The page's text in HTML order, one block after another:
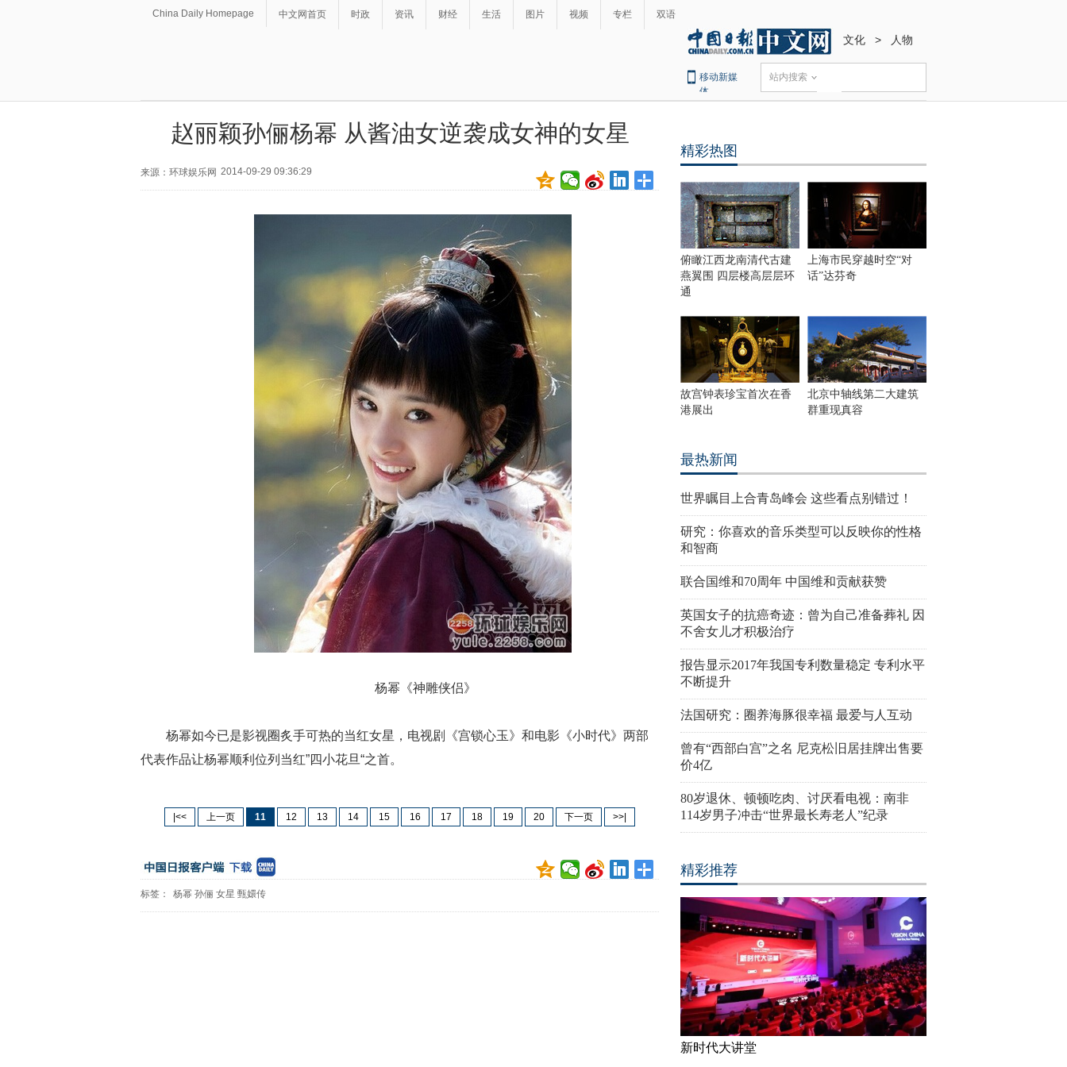
China Daily Homepage 中文网首页 时政 资讯 财经 生活 图片 视频 专栏 双语
文化 > 人物
移动新媒
体
站内搜索
赵丽颖孙俪杨幂 从酱油女逆袭成女神的女星
来源：环球娱乐网 2014-09-29 09:36:29
杨幂《神雕侠侣》
杨幂如今已是影视圈炙手可热的当红女星，电视剧《宫锁心玉》和电影《小时代》两部
代表作品让杨幂顺利位列当红”四小花旦“之首。
|<< 上一页 11 12 13 14 15 16 17 18 19 20 下一页 >>|
标签： 杨幂 孙俪 女星 甄嬛传
精彩热图
俯瞰江西龙南清代古建
燕翼围 四层楼高层层环
通
上海市民穿越时空“对
话”达芬奇
故宫钟表珍宝首次在香
港展出
北京中轴线第二大建筑
群重现真容
最热新闻
世界瞩目上合青岛峰会 这些看点别错过！
研究：你喜欢的音乐类型可以反映你的性格
和智商
联合国维和70周年 中国维和贡献获赞
英国女子的抗癌奇迹：曾为自己准备葬礼 因
不舍女儿才积极治疗
报告显示2017年我国专利数量稳定 专利水平
不断提升
法国研究：圈养海豚很幸福 最爱与人互动
曾有“西部白宫”之名 尼克松旧居挂牌出售要
价4亿
80岁退休、顿顿吃肉、讨厌看电视：南非
114岁男子冲击“世界最长寿老人”纪录
精彩推荐
新时代大讲堂